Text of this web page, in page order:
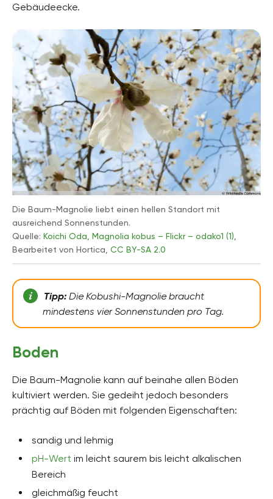
Gartenstil
Gebäudeecke.
Die Baum-Magnolie liebt einen hellen Standort mit
ausreichend Sonnenstunden.
Quelle: Koichi Oda Magnolia kobus – Flickr – odako1 (1)
Bearbeitet von Hortica, CC BY-SA 2.0
Tipp:Die Kobushi-Magnolie braucht
mindestens vier Sonnenstunden pro Tag.
Boden
Die Baum-Magnolie kann auf beinahe allen Böden
kultiviert werden. Sie gedeiht jedoch besonders
prächtig auf Böden mit folgenden Eigenschaften:
sandig und lehmig
pH-Wert im leicht saurem bis leicht alkalischen
Bereich
gleichmäßig feucht